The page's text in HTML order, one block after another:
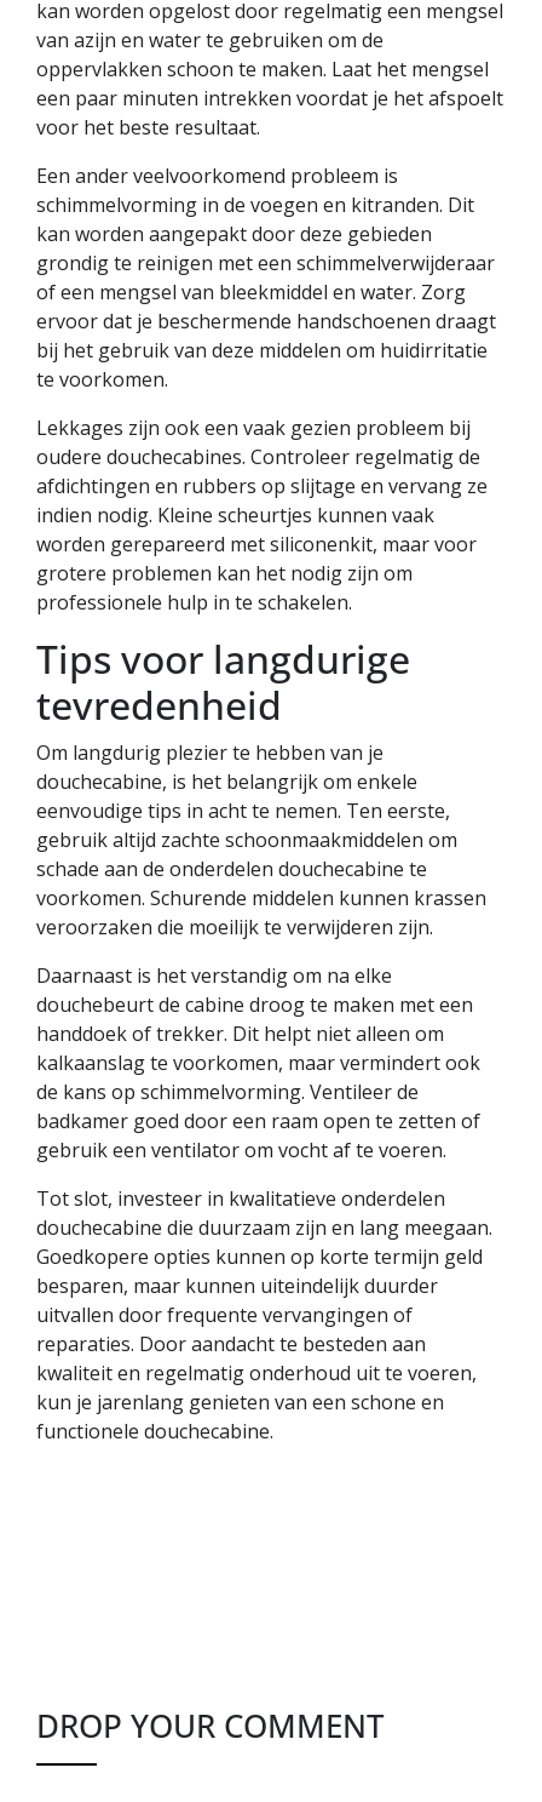
kan worden opgelost door regelmatig een mengsel
van azijn en water te gebruiken om de
oppervlakken schoon te maken. Laat het mengsel
een paar minuten intrekken voordat je het afspoelt
voor het beste resultaat.
Een ander veelvoorkomend probleem is
schimmelvorming in de voegen en kitranden. Dit
kan worden aangepakt door deze gebieden
grondig te reinigen met een schimmelverwijderaar
of een mengsel van bleekmiddel en water. Zorg
ervoor dat je beschermende handschoenen draagt
bij het gebruik van deze middelen om huidirritatie
te voorkomen.
Lekkages zijn ook een vaak gezien probleem bij
oudere douchecabines. Controleer regelmatig de
afdichtingen en rubbers op slijtage en vervang ze
indien nodig. Kleine scheurtjes kunnen vaak
worden gerepareerd met siliconenkit, maar voor
grotere problemen kan het nodig zijn om
professionele hulp in te schakelen.
Tips voor langdurige
tevredenheid
Om langdurig plezier te hebben van je
douchecabine, is het belangrijk om enkele
eenvoudige tips in acht te nemen. Ten eerste,
gebruik altijd zachte schoonmaakmiddelen om
schade aan de onderdelen douchecabine te
voorkomen. Schurende middelen kunnen krassen
veroorzaken die moeilijk te verwijderen zijn.
Daarnaast is het verstandig om na elke
douchebeurt de cabine droog te maken met een
handdoek of trekker. Dit helpt niet alleen om
kalkaanslag te voorkomen, maar vermindert ook
de kans op schimmelvorming. Ventileer de
badkamer goed door een raam open te zetten of
gebruik een ventilator om vocht af te voeren.
Tot slot, investeer in kwalitatieve onderdelen
douchecabine die duurzaam zijn en lang meegaan.
Goedkopere opties kunnen op korte termijn geld
besparen, maar kunnen uiteindelijk duurder
uitvallen door frequente vervangingen of
reparaties. Door aandacht te besteden aan
kwaliteit en regelmatig onderhoud uit te voeren,
kun je jarenlang genieten van een schone en
functionele douchecabine.
DROP YOUR COMMENT